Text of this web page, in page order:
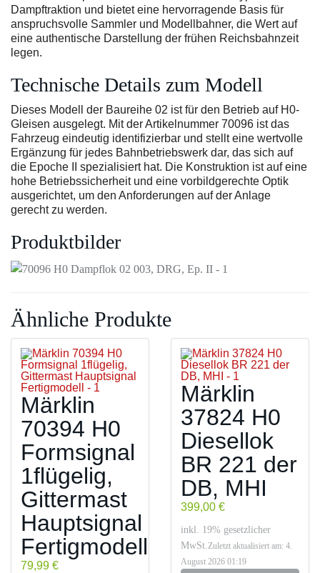
Dampftraktion und bietet eine hervorragende Basis für
anspruchsvolle Sammler und Modellbahner, die Wert auf
eine authentische Darstellung der frühen Reichsbahnzeit
legen.
Technische Details zum Modell
Dieses Modell der Baureihe 02 ist für den Betrieb auf H0-
Gleisen ausgelegt. Mit der Artikelnummer 70096 ist das
Fahrzeug eindeutig identifizierbar und stellt eine wertvolle
Ergänzung für jedes Bahnbetriebswerk dar, das sich auf
die Epoche II spezialisiert hat. Die Konstruktion ist auf eine
hohe Betriebssicherheit und eine vorbildgerechte Optik
ausgerichtet, um den Anforderungen auf der Anlage
gerecht zu werden.
Produktbilder
Ähnliche Produkte
Märklin
70394 H0
Formsignal
1flügelig,
Gittermast
Hauptsignal
Fertigmodell
79,99 €
Märklin
37824 H0
Diesellok
BR 221 der
DB, MHI
399,00 €
inkl. 19% gesetzlicher
MwSt.Zuletzt aktualisiert am: 4.
August 2026 01:19